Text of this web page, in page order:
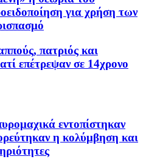
για χρήση των
πατριός και
επέτρεψαν σε 14χρονο
εντοπίστηκαν
η κολύμβηση και